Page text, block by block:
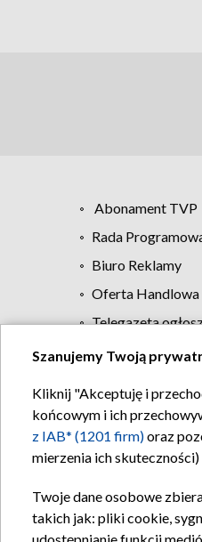
Abonament TVP
Rada
Biuro Reklamy
Oferta Handlowa
Telegazeta
Szanujemy Twoją
Kliknij "Akceptuję i
końcowym i ich
z IAB* (1201 firm)oraz
mierzenia ich
Twoje dane osobowe
takich jak: pliki cookie,